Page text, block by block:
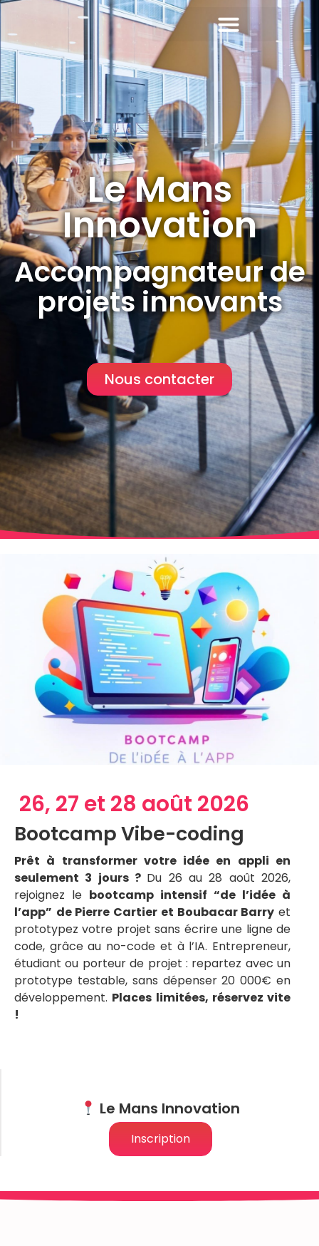
Le Mans
Innovation
Accompagnateur de
projets innovants
Nous contacter
26, 27 et 28 août 2026
Bootcamp Vibe-coding
Prêt à transformer votre idée en appli en
seulement 3 jours ? Du 26 au 28 août 2026,
rejoignez le bootcamp intensif “de l’idée à
l’app” de Pierre Cartier et Boubacar Barry et
prototypez votre projet sans écrire une ligne de
code, grâce au no-code et à l’IA. Entrepreneur,
étudiant ou porteur de projet : repartez avec un
prototype testable, sans dépenser 20 000€ en
développement. Places limitées, réservez vite
!
Le Mans Innovation
Inscription